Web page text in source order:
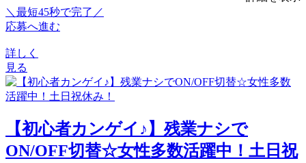
＼最短45秒で完了／
応募へ進む
詳しく
見る
【初心者カンゲイ♪】残業ナシで
ON/OFF切替☆女性多数活躍中！土日祝